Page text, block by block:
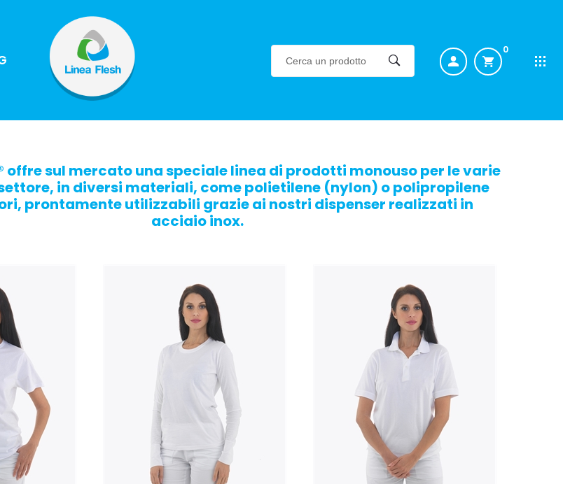
0
offre sul mercato una speciale linea di prodotti monouso per le varie
in diversi materiali, come polietilene (nylon) o polipropilene
prontamente utilizzabili grazie ai nostri dispenser realizzati in
acciaio inox.